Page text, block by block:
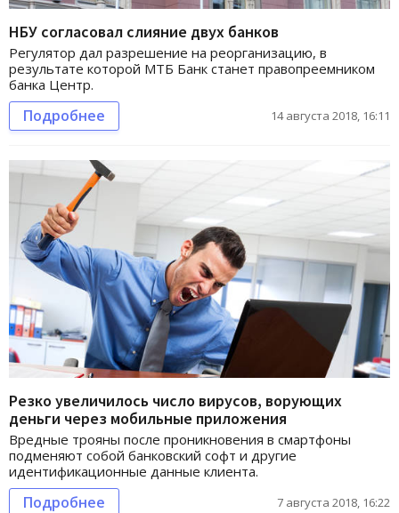
НБУ согласовал слияние двух банков
Регулятор дал разрешение на реорганизацию, в
результате которой МТБ Банк станет правопреемником
банка Центр.
Подробнее 14 августа 2018, 16:11
Резко увеличилось число вирусов, ворующих
деньги через мобильные приложения
Вредные трояны после проникновения в смартфоны
подменяют собой банковский софт и другие
идентификационные данные клиента.
Подробнее 7 августа 2018, 16:22